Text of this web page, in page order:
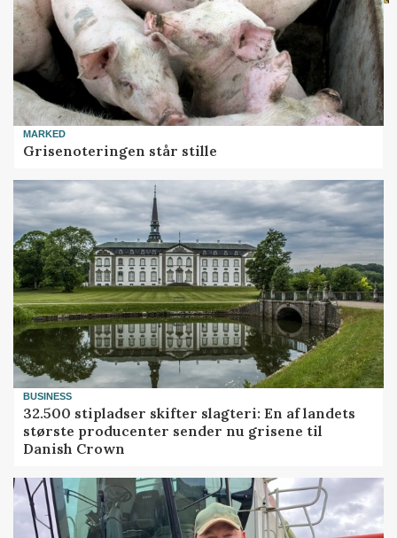
MARKED
Grisenoteringen står stille
BUSINESS
32.500 stipladser skifter slagteri: En af landets
største producenter sender nu grisene til
Danish Crown